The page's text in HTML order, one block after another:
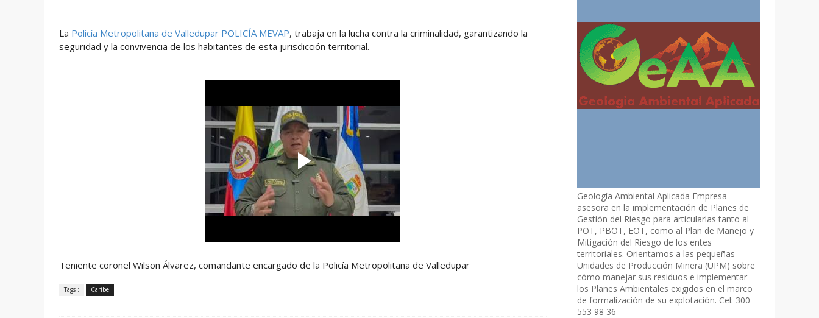
La Policía Metropolitana de Valledupar POLICÍA MEVAP, trabaja en la lucha contra la criminalidad, garantizando la
seguridad y la convivencia de los habitantes de esta jurisdicción territorial.
Teniente coronel Wilson Álvarez, comandante encargado de la Policía Metropolitana de Valledupar
Tags : Caribe
Geología Ambiental Aplicada Empresa
asesora en la implementación de Planes de
Gestión del Riesgo para articularlas tanto al
POT, PBOT, EOT, como al Plan de Manejo y
Mitigación del Riesgo de los entes
territoriales. Orientamos a las pequeñas
Unidades de Producción Minera (UPM) sobre
cómo manejar sus residuos e implementar
los Planes Ambientales exigidos en el marco
de formalización de su explotación. Cel: 300
553 98 36